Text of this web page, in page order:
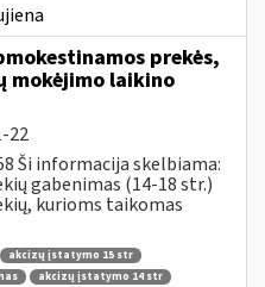
prekės,
mokėjimo laikino
22
Ši informacija skelbiama:
gabenimas (14-18 str.)
kurioms taikomas
akcizų įstatymo 15 str
akcizų įstatymo 14 str